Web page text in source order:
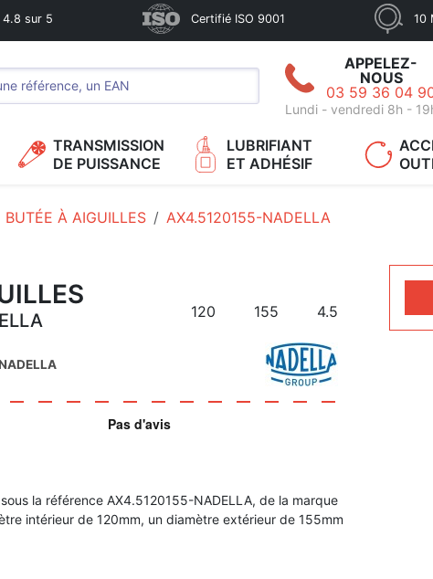
4.8 sur 5 Certifié ISO 9001 10
APPELEZ-
NOUS
03 59 36 04
Lundi - vendredi 8h -
TRANSMISSION
DE PUISSANCE
LUBRIFIANT
ET ADHÉSIF
BUTÉE À AIGUILLES AX4.5120155-NADELLA
120 155 4.5
la référence AX4.5120155-NADELLA, de la marque
intérieur de 120mm, un diamètre extérieur de 155mm